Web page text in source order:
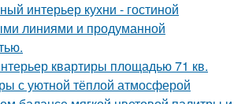
интерьер кухни - гостиной
линиями и продуманной
квартиры площадью 71 кв.
с уютной тёплой атмосферой